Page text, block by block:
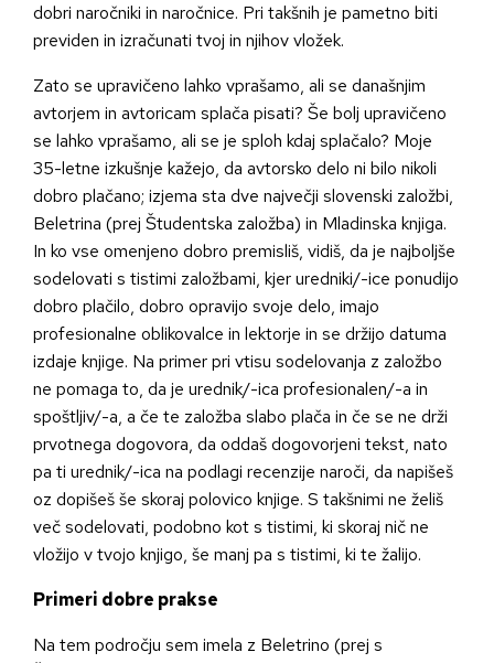
dobri naročniki in naročnice. Pri takšnih je pametno biti
previden in izračunati tvoj in njihov vložek.
Zato se upravičeno lahko vprašamo, ali se današnjim
avtorjem in avtoricam splača pisati? Še bolj upravičeno
se lahko vprašamo, ali se je sploh kdaj splačalo? Moje
35-letne izkušnje kažejo, da avtorsko delo ni bilo nikoli
dobro plačano; izjema sta dve največji slovenski založbi,
Beletrina (prej Študentska založba) in Mladinska knjiga.
In ko vse omenjeno dobro premisliš, vidiš, da je najboljše
sodelovati s tistimi založbami, kjer uredniki/-ice ponudijo
dobro plačilo, dobro opravijo svoje delo, imajo
profesionalne oblikovalce in lektorje in se držijo datuma
izdaje knjige. Na primer pri vtisu sodelovanja z založbo
ne pomaga to, da je urednik/-ica profesionalen/-a in
spoštljiv/-a, a če te založba slabo plača in če se ne drži
prvotnega dogovora, da oddaš dogovorjeni tekst, nato
pa ti urednik/-ica na podlagi recenzije naroči, da napišeš
oz dopišeš še skoraj polovico knjige. S takšnimi ne želiš
več sodelovati, podobno kot s tistimi, ki skoraj nič ne
vložijo v tvojo knjigo, še manj pa s tistimi, ki te žalijo.
Primeri dobre prakse
Na tem področju sem imela z Beletrino (prej s